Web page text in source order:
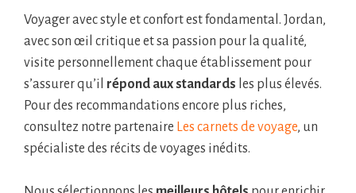
Voyager avec style et confort est fondamental. Jordan,
avec son œil critique et sa passion pour la qualité,
visite personnellement chaque établissement pour
s’assurer qu’il répond aux standards les plus élevés.
Pour des recommandations encore plus riches,
consultez notre partenaire Les carnets de voyage, un
spécialiste des récits de voyages inédits.